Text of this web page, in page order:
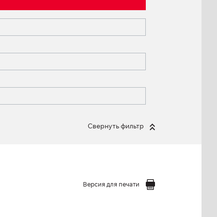
Свернуть фильтр
Версия для печати